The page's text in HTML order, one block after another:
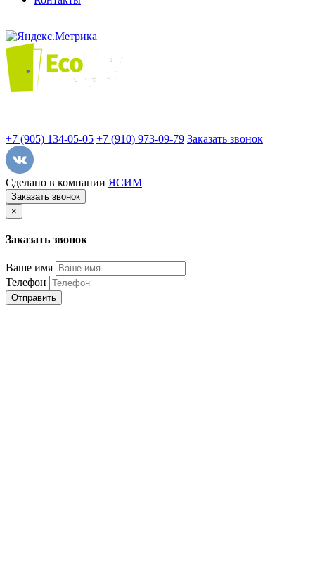
+7 (905) 134-05-05 +7 (910) 973-09-79 Заказать звонок
Сделано в компании ЯСИМ
Заказать звонок
×
Заказать звонок
Ваше имя
Телефон
Отправить